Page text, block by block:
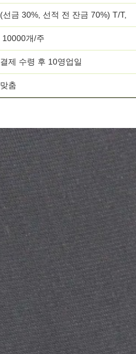
(선금 30%, 선적 전 잔금 70%) T/T,
10000개/주
결제 수령 후 10영업일
맞춤